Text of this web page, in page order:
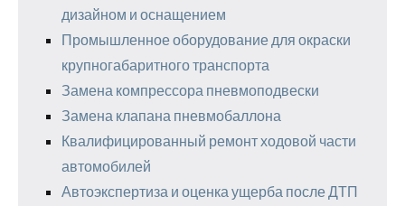
дизайном и оснащением
Промышленное оборудование для окраски
крупногабаритного транспорта
Замена компрессора пневмоподвески
Замена клапана пневмобаллона
Квалифицированный ремонт ходовой части
автомобилей
Автоэкспертиза и оценка ущерба после ДТП